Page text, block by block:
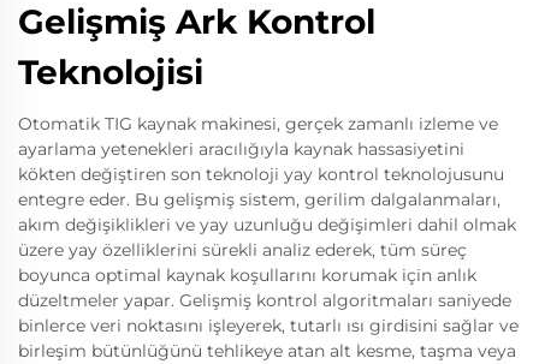
Gelişmiş Ark Kontrol
Teknolojisi
Otomatik TIG kaynak makinesi, gerçek zamanlı izleme ve
ayarlama yetenekleri aracılığıyla kaynak hassasiyetini
kökten değiştiren son teknoloji yay kontrol teknolojusunu
entegre eder. Bu gelişmiş sistem, gerilim dalgalanmaları,
akım değişiklikleri ve yay uzunluğu değişimleri dahil olmak
üzere yay özelliklerini sürekli analiz ederek, tüm süreç
boyunca optimal kaynak koşullarını korumak için anlık
düzeltmeler yapar. Gelişmiş kontrol algoritmaları saniyede
binlerce veri noktasını işleyerek, tutarlı ısı girdisini sağlar ve
birleşim bütünlüğünü tehlikeye atan alt kesme, taşma veya